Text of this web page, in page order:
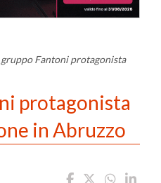
Fantoni protagonista
protagonista
in Abruzzo